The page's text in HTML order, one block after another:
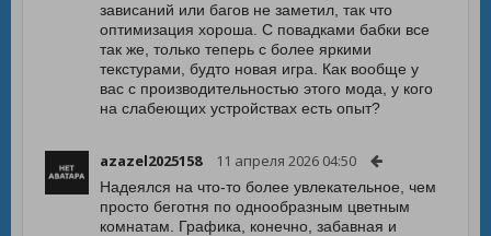
зависаний или багов не заметил, так что
оптимизация хороша. С повадками бабки все
так же, только теперь с более яркими
текстурами, будто новая игра. Как вообще у
вас с производительностью этого мода, у кого
на слабеющих устройствах есть опыт?
azazel2025158 11 апреля 2026 04:50
Надеялся на что-то более увлекательное, чем
просто беготня по однообразным цветным
комнатам. Графика, конечно, забавная и